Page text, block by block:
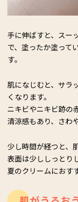
手に伸ばすと、スー
で、塗ったか塗って
す。
肌になじむと、サラ
くなります。
ニキビやニキビ跡の
清涼感もあり、さわ
少し時間が経つと、
表面は少ししっとり
夏のクリームにおす